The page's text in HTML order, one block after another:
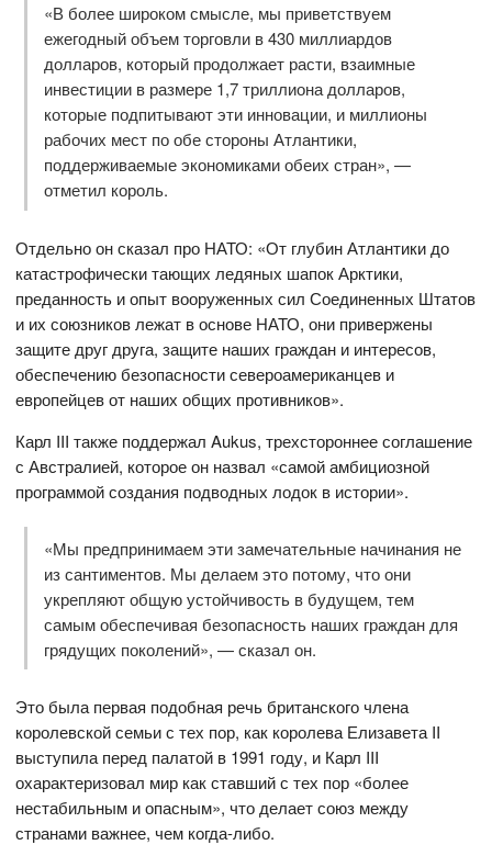
«В более широком смысле, мы приветствуем
ежегодный объем торговли в 430 миллиардов
долларов, который продолжает расти, взаимные
инвестиции в размере 1,7 триллиона долларов,
которые подпитывают эти инновации, и миллионы
рабочих мест по обе стороны Атлантики,
поддерживаемые экономиками обеих стран», —
отметил король.
Отдельно он сказал про НАТО: «От глубин Атлантики до
катастрофически тающих ледяных шапок Арктики,
преданность и опыт вооруженных сил Соединенных Штатов
и их союзников лежат в основе НАТО, они привержены
защите друг друга, защите наших граждан и интересов,
обеспечению безопасности североамериканцев и
европейцев от наших общих противников».
Карл III также поддержал Aukus, трехстороннее соглашение
с Австралией, которое он назвал «самой амбициозной
программой создания подводных лодок в истории».
«Мы предпринимаем эти замечательные начинания не
из сантиментов. Мы делаем это потому, что они
укрепляют общую устойчивость в будущем, тем
самым обеспечивая безопасность наших граждан для
грядущих поколений», — сказал он.
Это была первая подобная речь британского члена
королевской семьи с тех пор, как королева Елизавета II
выступила перед палатой в 1991 году, и Карл III
охарактеризовал мир как ставший с тех пор «более
нестабильным и опасным», что делает союз между
странами важнее, чем когда-либо.